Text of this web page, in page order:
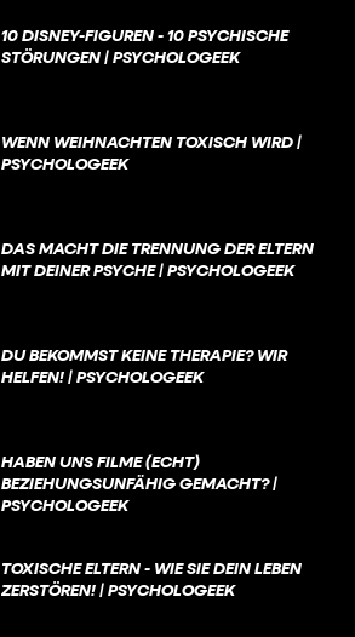
10 DISNEY-FIGUREN - 10 PSYCHISCHE
STÖRUNGEN | PSYCHOLOGEEK
WENN WEIHNACHTEN TOXISCH WIRD |
PSYCHOLOGEEK
DAS MACHT DIE TRENNUNG DER ELTERN
MIT DEINER PSYCHE | PSYCHOLOGEEK
DU BEKOMMST KEINE THERAPIE? WIR
HELFEN! | PSYCHOLOGEEK
HABEN UNS FILME (ECHT)
BEZIEHUNGSUNFÄHIG GEMACHT? |
PSYCHOLOGEEK
TOXISCHE ELTERN - WIE SIE DEIN LEBEN
ZERSTÖREN! | PSYCHOLOGEEK